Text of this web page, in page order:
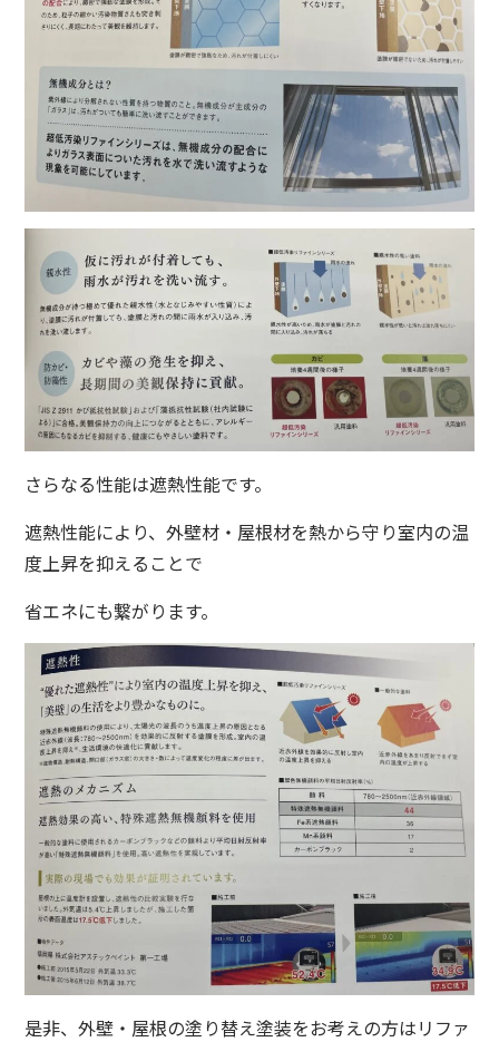
さらなる性能は遮熱性能です。
遮熱性能により、外壁材・屋根材を熱から守り室内の温
度上昇を抑えることで
省エネにも繋がります。
是非、外壁・屋根の塗り替え塗装をお考えの方はリファ